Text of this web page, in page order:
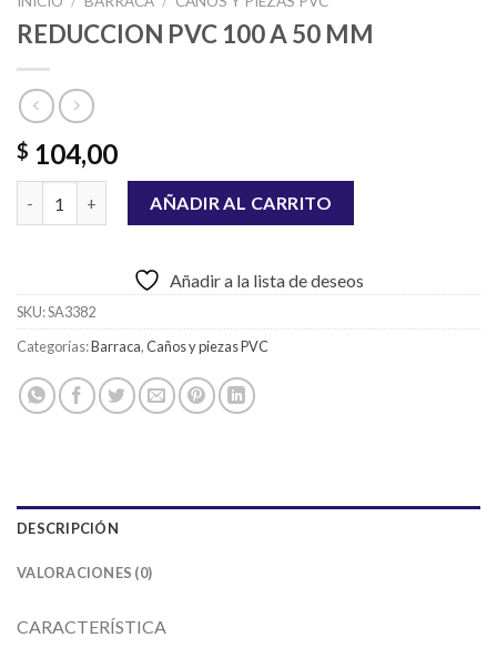
REDUCCION PVC 100 A 50 MM
$ 104,00
REDUCCION PVC 100 A 50 MM cantidad
AÑADIR AL CARRITO
Añadir a la lista de deseos
SKU:SA3382
Categorías:Barraca,Caños y piezas PVC
DESCRIPCIÓN
VALORACIONES (0)
CARACTERÍSTICA